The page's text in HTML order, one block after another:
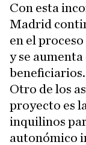
Con esta
Madrid
en el
y se
beneficiarios.
Otro de los
proyecto es
inquilinos
autonómico